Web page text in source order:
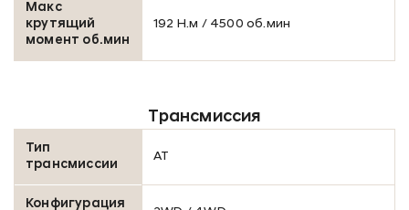
Макс
крутящий
момент об.мин
192 Н.м / 4500 об.мин
Трансмиссия
Тип
трансмиссии
АТ
Конфигурация
Консультация по кредиту
консультацию нашего специалиста.
Модель автомобиля *